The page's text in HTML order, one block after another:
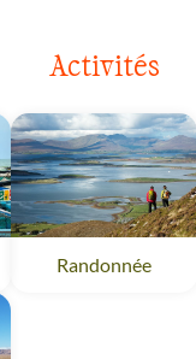
Activités
Randonnée